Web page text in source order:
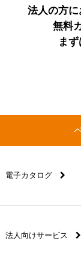
法人の方
無料
ま
電子カタログ
法人向けサービス